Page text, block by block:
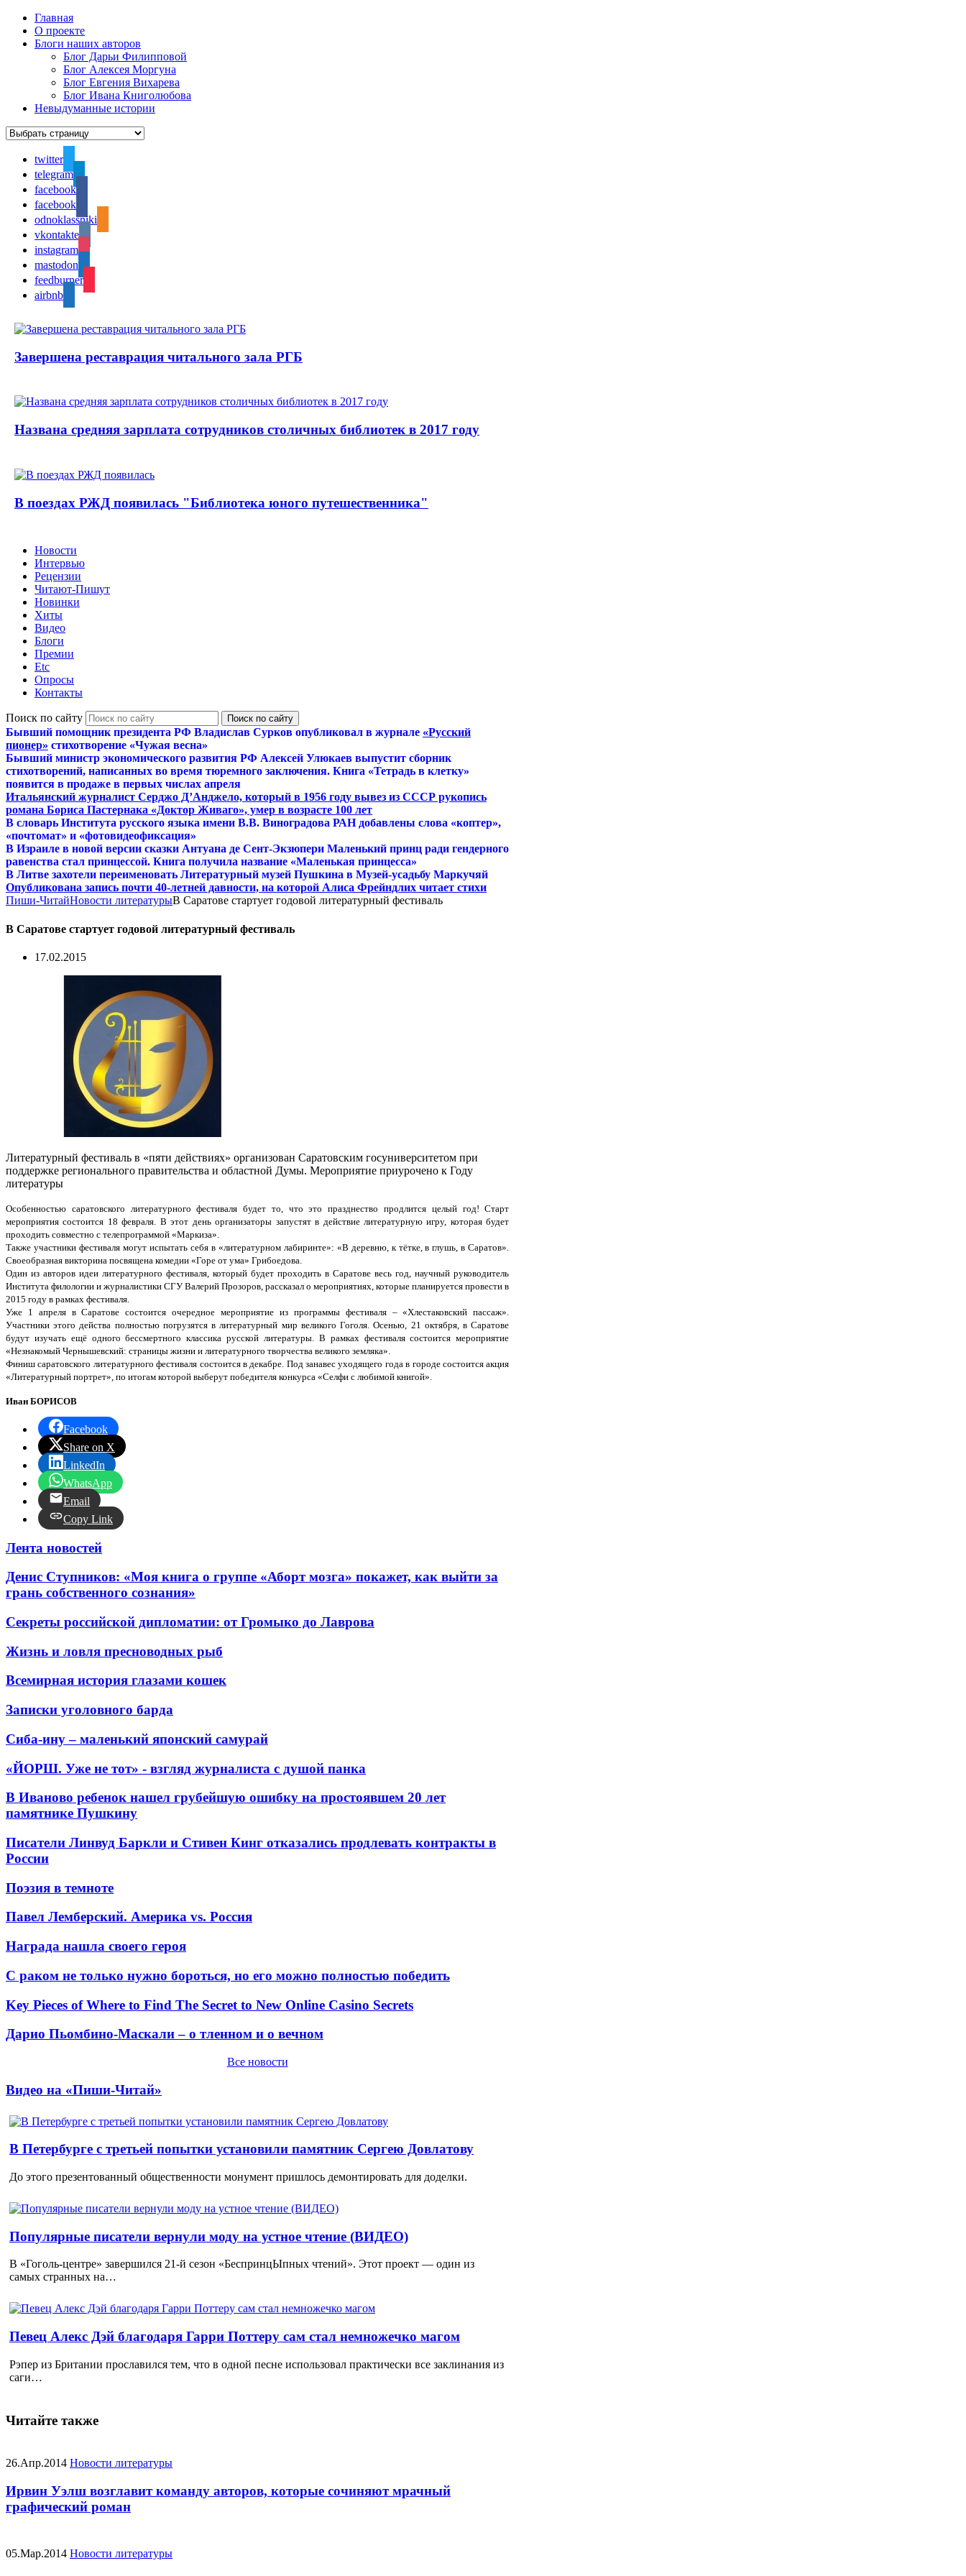
Главная
О проекте
Блоги наших авторов
Блог Дарьи Филипповой
Блог Алексея Моргуна
Блог Евгения Вихарева
Блог Ивана Книголюбова
Невыдуманные истории
twitter
telegram
facebook
facebook
odnoklassniki
vkontakte
instagram
mastodon
feedburner
airbnb
Завершена реставрация читального зала РГБ
Названа средняя зарплата сотрудников столичных библиотек в 2017 году
В поездах РЖД появилась "Библиотека юного путешественника"
Новости
Интервью
Рецензии
Читают-Пишут
Новинки
Хиты
Видео
Блоги
Премии
Etc
Опросы
Контакты
Поиск по сайту
Бывший помощник президента РФ Владислав Сурков опубликовал в журнале «Русский
пионер» стихотворение «Чужая весна»
Бывший министр экономического развития РФ Алексей Улюкаев выпустит сборник
стихотворений, написанных во время тюремного заключения. Книга «Тетрадь в клетку»
появится в продаже в первых числах апреля
Итальянский журналист Серджо Д’Анджело, который в 1956 году вывез из СССР рукопись
романа Бориса Пастернака «Доктор Живаго», умер в возрасте 100 лет
В словарь Института русского языка имени В.В. Виноградова РАН добавлены слова «коптер»,
«почтомат» и «фотовидеофиксация»
В Израиле в новой версии сказки Антуана де Сент-Экзюпери Маленький принц ради гендерного
равенства стал принцессой. Книга получила название «Маленькая принцесса»
В Литве захотели переименовать Литературный музей Пушкина в Музей-усадьбу Маркучяй
Опубликована запись почти 40-летней давности, на которой Алиса Фрейндлих читает стихи
Пиши-ЧитайНовости литературыВ Саратове стартует годовой литературный фестиваль
В Саратове стартует годовой литературный фестиваль
17.02.2015
Литературный фестиваль в «пяти действиях» организован Саратовским госуниверситетом при
поддержке регионального правительства и областной Думы. Мероприятие приурочено к Году
литературы
Особенностью саратовского литературного фестиваля будет то, что это празднество продлится целый год! Старт
мероприятия состоится 18 февраля. В этот день организаторы запустят в действие литературную игру, которая будет
проходить совместно с телепрограммой «Маркиза».
Также участники фестиваля могут испытать себя в «литературном лабиринте»: «В деревню, к тётке, в глушь, в Саратов».
Своеобразная викторина посвящена комедии «Горе от ума» Грибоедова.
Один из авторов идеи литературного фестиваля, который будет проходить в Саратове весь год, научный руководитель
Института филологии и журналистики СГУ Валерий Прозоров, рассказал о мероприятиях, которые планируется провести в
2015 году в рамках фестиваля.
Уже 1 апреля в Саратове состоится очередное мероприятие из программы фестиваля – «Хлестаковский пассаж».
Участники этого действа полностью погрузятся в литературный мир великого Гоголя. Осенью, 21 октября, в Саратове
будут изучать ещё одного бессмертного классика русской литературы. В рамках фестиваля состоится мероприятие
«Незнакомый Чернышевский: страницы жизни и литературного творчества великого земляка».
Финиш саратовского литературного фестиваля состоится в декабре. Под занавес уходящего года в городе состоится акция
«Литературный портрет», по итогам которой выберут победителя конкурса «Селфи с любимой книгой».
Иван БОРИСОВ
Facebook
Share on X
LinkedIn
WhatsApp
Email
Copy Link
Лента новостей
Денис Ступников: «Моя книга о группе «Аборт мозга» покажет, как выйти за
грань собственного сознания»
Секреты российской дипломатии: от Громыко до Лаврова
Жизнь и ловля пресноводных рыб
Всемирная история глазами кошек
Записки уголовного барда
Сиба-ину – маленький японский самурай
«ЙОРШ. Уже не тот» - взгляд журналиста с душой панка
В Иваново ребенок нашел грубейшую ошибку на простоявшем 20 лет
памятнике Пушкину
Писатели Линвуд Баркли и Стивен Кинг отказались продлевать контракты в
России
Поэзия в темноте
Павел Лемберский. Америка vs. Россия
Награда нашла своего героя
С раком не только нужно бороться, но его можно полностью победить
Key Pieces of Where to Find The Secret to New Online Casino Secrets
Дарио Пьомбино-Маскали – о тленном и о вечном
Все новости
Видео на «Пиши-Читай»
В Петербурге с третьей попытки установили памятник Сергею Довлатову
До этого презентованный общественности монумент пришлось демонтировать для доделки.
Популярные писатели вернули моду на устное чтение (ВИДЕО)
В «Гоголь-центре» завершился 21-й сезон «БеспринцЫпных чтений». Этот проект — один из
самых странных на…
Певец Алекс Дэй благодаря Гарри Поттеру сам стал немножечко магом
Рэпер из Британии прославился тем, что в одной песне использовал практически все заклинания из
саги…
Читайте также
26.Апр.2014 Новости литературы
Ирвин Уэлш возглавит команду авторов, которые сочиняют мрачный
графический роман
05.Мар.2014 Новости литературы